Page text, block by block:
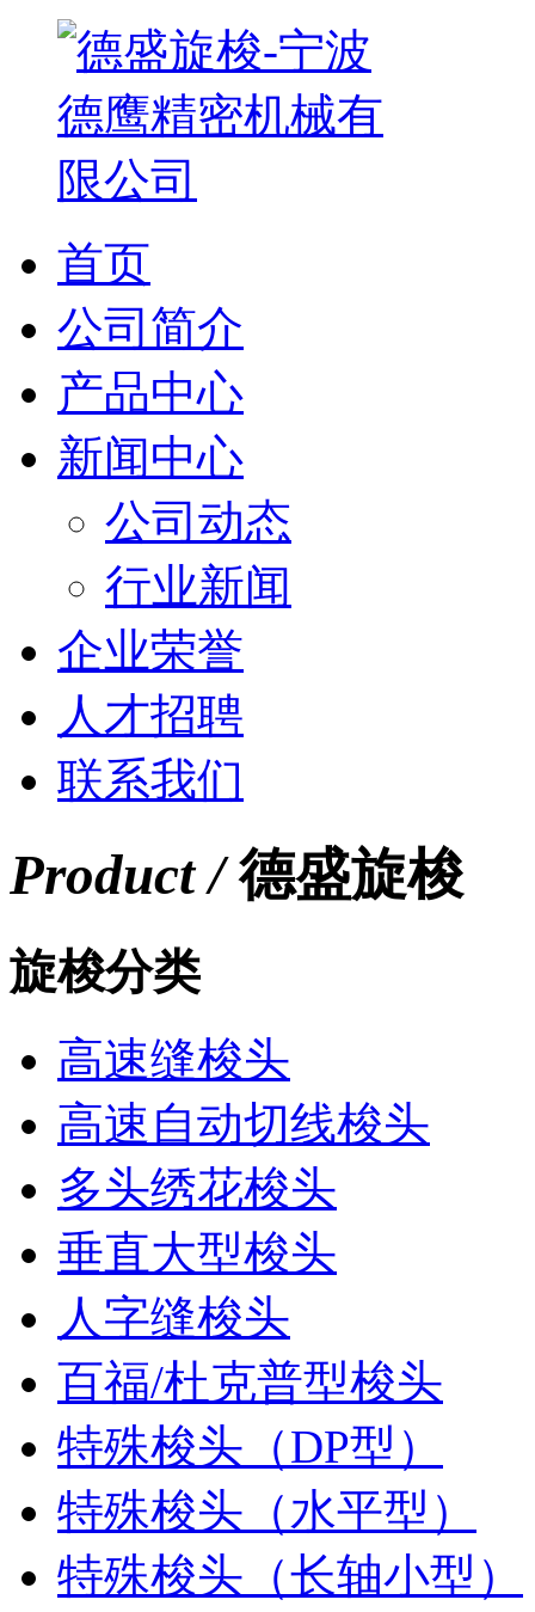
首页
公司简介
产品中心
新闻中心
公司动态
行业新闻
企业荣誉
人才招聘
联系我们
Product /德盛旋梭
旋梭分类
高速缝梭头
高速自动切线梭头
多头绣花梭头
垂直大型梭头
人字缝梭头
百福/杜克普型梭头
特殊梭头（DP型）
特殊梭头（水平型）
特殊梭头（长轴小型）